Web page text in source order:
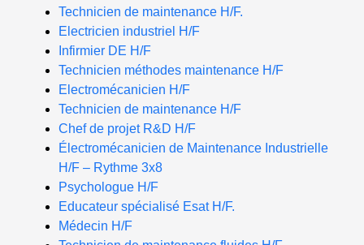
Technicien de maintenance H/F.
Electricien industriel H/F
Infirmier DE H/F
Technicien méthodes maintenance H/F
Electromécanicien H/F
Technicien de maintenance H/F
Chef de projet R&D H/F
Électromécanicien de Maintenance Industrielle
H/F – Rythme 3x8
Psychologue H/F
Educateur spécialisé Esat H/F.
Médecin H/F